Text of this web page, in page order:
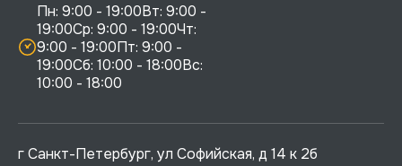
Пн: 9:00 - 19:00Вт: 9:00 -
19:00Ср: 9:00 - 19:00Чт:
9:00 - 19:00Пт: 9:00 -
19:00Сб: 10:00 - 18:00Вс:
10:00 - 18:00
г Санкт-Петербург, ул Софийская, д 14 к 2б